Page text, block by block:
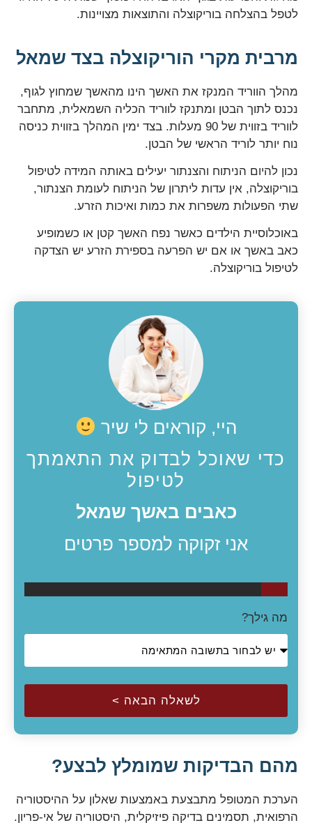
לטפל בהצלחה בוריקוצלה והתוצאות מצויינות.
מרבית מקרי הוריקוצלה בצד שמאל
מהלך הווריד המנקז את האשך הינו מהאשך שמחוץ לגוף,
נכנס לתוך הבטן ומתנקז לווריד הכליה השמאלית, מתחבר
לווריד בזווית של 90 מעלות. בצד ימין המהלך בזווית כניסה
נוח יותר לוריד הראשי של הבטן.
נכון להיום הניתוח והצנתור יעילים באותה המידה לטיפול
בוריקוצלה, אין עדות ליתרון של הניתוח לעומת הצנתור,
שתי הפעולות משפרות את כמות ואיכות הזרע.
באוכלוסיית הילדים כאשר נפח האשך קטן או כשמופיע
כאב באשך או אם יש הפרעה בספירת הזרע יש הצדקה
לטיפול בוריקוצלה.
היי, קוראים לי שיר
כדי שאוכל לבדוק את התאמתך
לטיפול
כאבים באשך שמאל
אני זקוקה למספר פרטים
מה גילך?
לשאלה הבאה >
מהם הבדיקות שמומלץ לבצע?
הערכת המטופל מתבצעת באמצעות שאלון על ההיסטוריה
הרפואית, תסמינים בדיקה פיזיקלית, היסטוריה של אי-פריון.